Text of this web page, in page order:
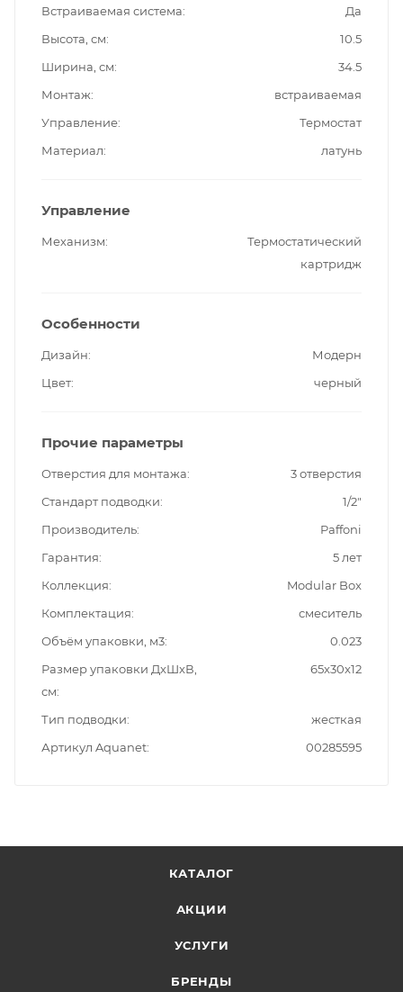
Встраиваемая система
Да
Высота, см
10.5
Ширина, см
34.5
Монтаж
встраиваемая
Управление
Термостат
Материал
латунь
Управление
Механизм
Термостатический
картридж
Особенности
Дизайн
Модерн
Цвет
черный
Прочие параметры
Отверстия для монтажа
3 отверстия
Стандарт подводки
1/2"
Производитель
Paffoni
Гарантия
5 лет
Коллекция
Modular Box
Комплектация
смеситель
Объём упаковки, м3
0.023
Размер упаковки ДxШxВ,
см
65x30x12
Тип подводки
жесткая
Артикул Aquanet
00285595
КАТАЛОГ
АКЦИИ
УСЛУГИ
БРЕНДЫ